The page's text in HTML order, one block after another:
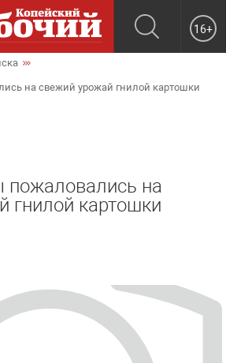
16+
на свежий урожай гнилой картошки
на
гнилой картошки